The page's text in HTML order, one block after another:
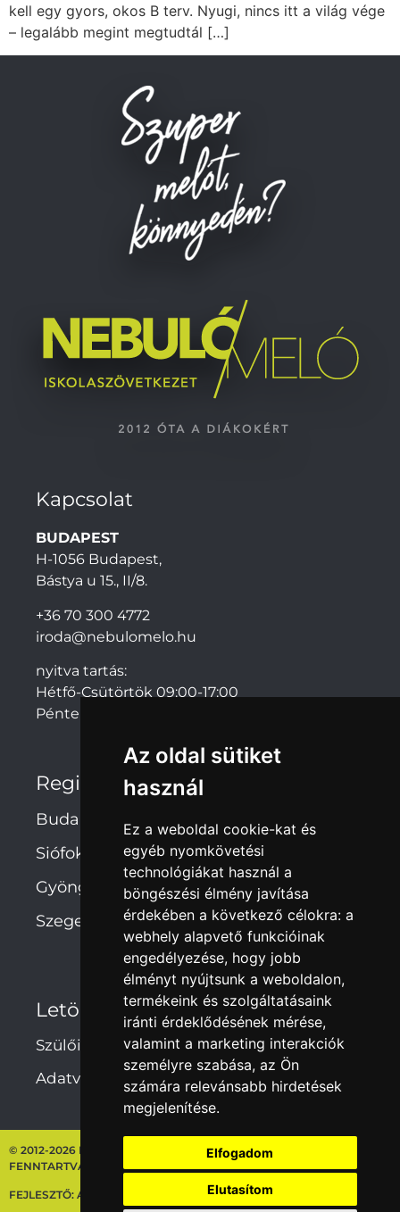
Az oldal sütiket
használ
Ez a weboldal cookie-kat és
egyéb nyomkövetési
technológiákat használ a
böngészési élmény javítása
érdekében a következő célokra: a
webhely alapvető funkcióinak
engedélyezése, hogy jobb
élményt nyújtsunk a weboldalon,
termékeink és szolgáltatásaink
iránti érdeklődésének mérése,
valamint a marketing interakciók
személyre szabása, az Ön
számára relevánsabb hirdetések
megjelenítése.
Elfogadom
Elutasítom
kell egy gyors, okos B terv. Nyugi, nincs itt a világ vége
– legalább megint megtudtál […]
Kapcsolat
BUDAPEST
H-1056 Budapest,
Bástya u 15., II/8.
+36 70 300 4772
iroda@nebulomelo.hu
nyitva tartás:
Hétfő-Csütörtök 09:00-17:00
Péntek: 09:00-14:00
Regionális irodák
Budapest
Siófok
Gyöngyös
Szeged
Letöltések
Szülői hozzájárulás
Adatvédelmi irányelvek
© 2012-2026 NEBULÓ-MELÓ ISKOLASZÖVETKEZET – MINDEN JOG
FENNTARTVA
FEJLESZTŐ: ARTDEPT.HU